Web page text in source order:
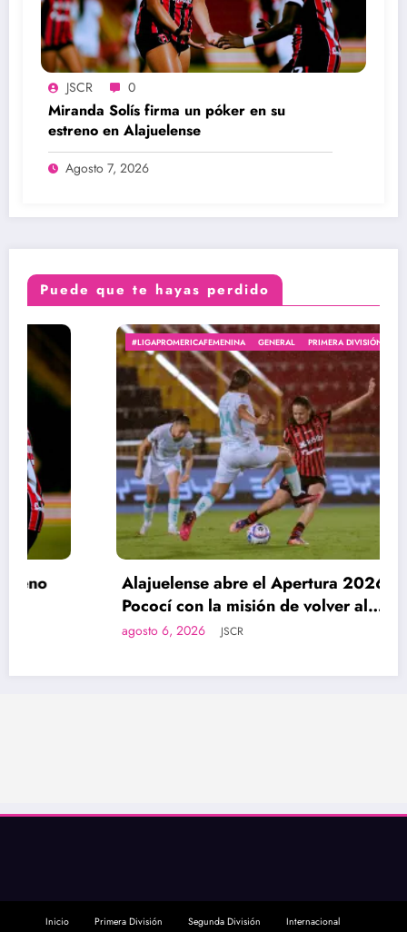
JSCR 0
Miranda Solís firma un póker en su
estreno en Alajuelense
Agosto 7, 2026
Puede que te hayas perdido
#LIGAPROMERICAFEMENINA GENERAL PRIMERA DIVISIÓN
Alajuelense abre el Apertura 2026 ante
Pococí con la misión de volver al
protagonismo
agosto 6, 2026 JSCR
Inicio Primera División Segunda División Internacional